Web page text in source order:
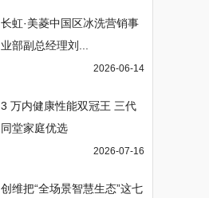
长虹·美菱中国区冰洗营销事
业部副总经理刘...
2026-06-14
3 万内健康性能双冠王 三代
同堂家庭优选
2026-07-16
创维把“全场景智慧生态”这七